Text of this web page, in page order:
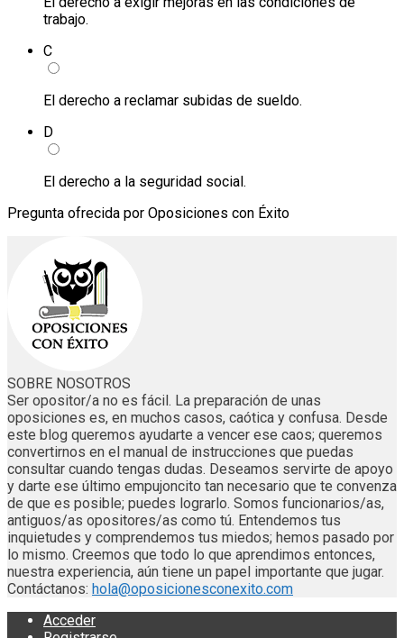
trabajo.
C
El derecho a reclamar subidas de sueldo.
D
El derecho a la seguridad social.
Pregunta ofrecida por Oposiciones con Éxito
SOBRE NOSOTROS
Ser opositor/a no es fácil. La preparación de unas
oposiciones es, en muchos casos, caótica y confusa. Desde
este blog queremos ayudarte a vencer ese caos; queremos
convertirnos en el manual de instrucciones que puedas
consultar cuando tengas dudas. Deseamos servirte de apoyo
y darte ese último empujoncito tan necesario que te convenza
de que es posible; puedes lograrlo. Somos funcionarios/as,
antiguos/as opositores/as como tú. Entendemos tus
inquietudes y comprendemos tus miedos; hemos pasado por
lo mismo. Creemos que todo lo que aprendimos entonces,
nuestra experiencia, aún tiene un papel importante que jugar.
Contáctanos: hola@oposicionesconexito.com
Acceder